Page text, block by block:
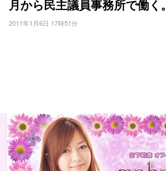
月から民主議員事務所で働く。
2011年1月6日 17時51分